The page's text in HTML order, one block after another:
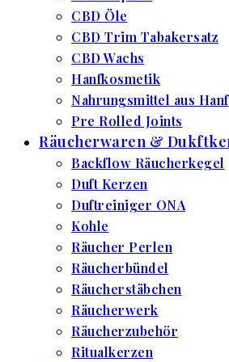
CBD Öle
CBD Trim Tabakersatz
CBD Wachs
Hanfkosmetik
Nahrungsmittel aus Hanf
Pre Rolled Joints
Räucherwaren &
Backflow Räucherkegel
Duft Kerzen
Duftreiniger ONA
Kohle
Räucher Perlen
Räucherbündel
Räucherstäbchen
Räucherwerk
Räucherzubehör
Ritualkerzen